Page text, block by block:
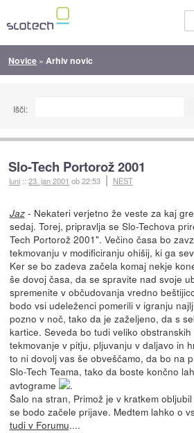
Novice » Arhiv novic
Išči:
Slo-Tech Portorož 2001
luni ::23. jan 2001 ob 22:53 NEST
Jaz- Nekateri verjetno že veste za kaj
sedaj. Torej, pripravlja se Slo-Techova
Tech Portorož 2001". Večino časa bo
tekmovanju v modificiranju ohišij, ki ga
Ker se bo zadeva začela komaj nekje
še dovoj časa, da se spravite nad svoje
spremenite v občudovanja vredno
bodo vsi udeleženci pomerili v igranju
pozno v noč, tako da je zaželjeno, da s
kartice. Seveda bo tudi veliko
tekmovanje v pitju, pljuvanju v daljavo in
to ni dovolj vas še obveščamo, da bo na
Slo-Tech Teama, tako da boste končno
avtograme
.
Šalo na stran, Primož je v kratkem
se bodo začele prijave. Medtem lahko o
tudi v Forumu....